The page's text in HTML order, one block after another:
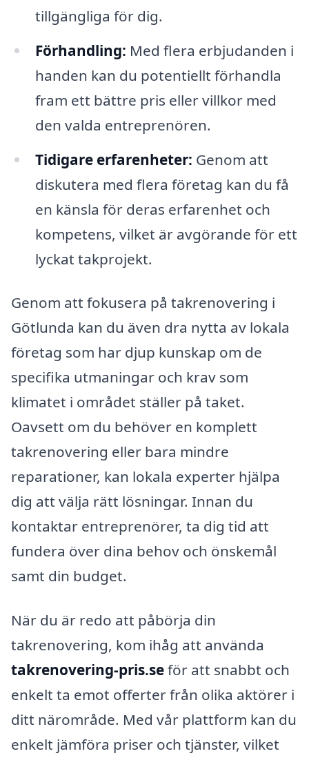
tillgängliga för dig.
Förhandling: Med flera erbjudanden i
handen kan du potentiellt förhandla
fram ett bättre pris eller villkor med
den valda entreprenören.
Tidigare erfarenheter: Genom att
diskutera med flera företag kan du få
en känsla för deras erfarenhet och
kompetens, vilket är avgörande för ett
lyckat takprojekt.
Genom att fokusera på takrenovering i
Götlunda kan du även dra nytta av lokala
företag som har djup kunskap om de
specifika utmaningar och krav som
klimatet i området ställer på taket.
Oavsett om du behöver en komplett
takrenovering eller bara mindre
reparationer, kan lokala experter hjälpa
dig att välja rätt lösningar. Innan du
kontaktar entreprenörer, ta dig tid att
fundera över dina behov och önskemål
samt din budget.
När du är redo att påbörja din
takrenovering, kom ihåg att använda
takrenovering-pris.seför att snabbt och
enkelt ta emot offerter från olika aktörer i
ditt närområde. Med vår plattform kan du
enkelt jämföra priser och tjänster, vilket